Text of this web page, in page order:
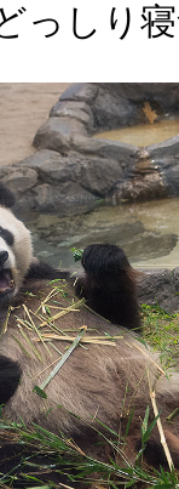
っしり